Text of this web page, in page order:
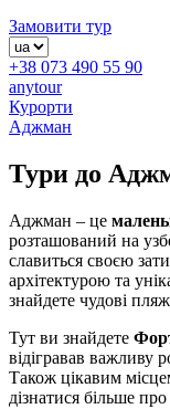
Замовити тур
+38 073 490 55 90
anytour
Курорти
Аджман
Тури до
Аджман – це
розташований на
славиться своєю
архітектурою та
знайдете чудові
Тут ви знайдете
відігравав важливу
Також цікавим
дізнатися більше